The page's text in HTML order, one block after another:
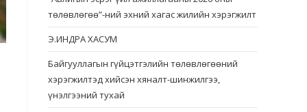
төлөвлөгөө”-ний эхний хагас жилийн хэрэгжилт
Э.ИНДРА ХАСУМ
Байгууллагын гүйцэтгэлийн төлөвлөгөөний
хэрэгжилтэд хийсэн хяналт-шинжилгээ,
үнэлгээний тухай